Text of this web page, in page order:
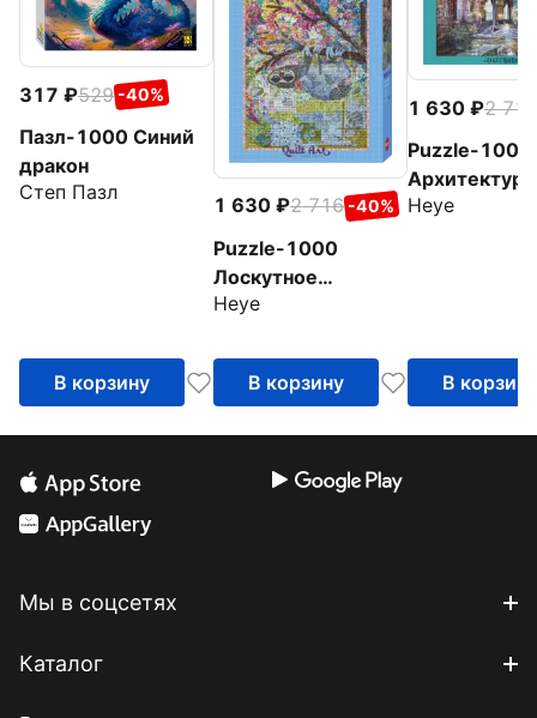
317 529 -40%
Пазл-1000 Синий
дракон
Степ Пазл
В корзину
1 630 2 716 -40%
Puzzle-1000
Лоскутное
искусство.
Heye
В корзину
1 630
2 716
Puzzle-1000
фантазия.
Heye
В корзину
Мы в соцсетях
Каталог